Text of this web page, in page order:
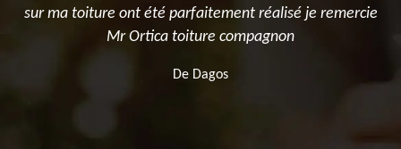
sur ma toiture ont été parfaitement réalisé je remercie
Mr Ortica toiture compagnon
De Dagos